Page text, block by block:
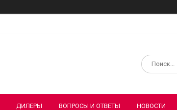
ДИЛЕРЫ ВОПРОСЫ И ОТВЕТЫ НОВОСТИ